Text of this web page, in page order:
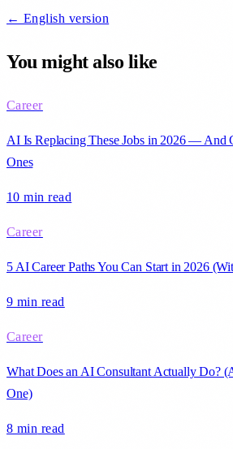
← English version
You might also like
Career
AI Is Replacing These Jobs in 2026 — And
Ones
10 min read
Career
5 AI Career Paths You Can Start in 2026
9 min read
Career
What Does an AI Consultant Actually Do?
One)
8 min read